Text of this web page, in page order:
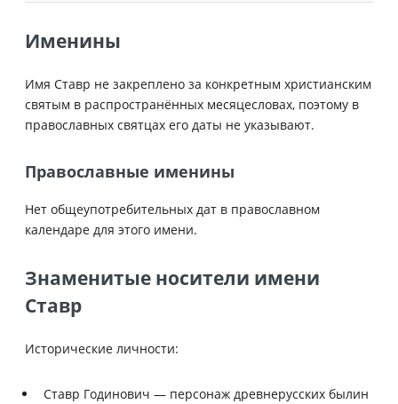
Именины
Имя Ставр не закреплено за конкретным христианским
святым в распространённых месяцесловах, поэтому в
православных святцах его даты не указывают.
Православные именины
Нет общеупотребительных дат в православном
календаре для этого имени.
Знаменитые носители имени
Ставр
Исторические личности:
Ставр Годинович — персонаж древнерусских былин